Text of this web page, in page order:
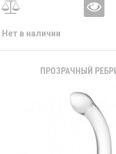
Нет в наличии
ПРОЗРАЧНЫЙ